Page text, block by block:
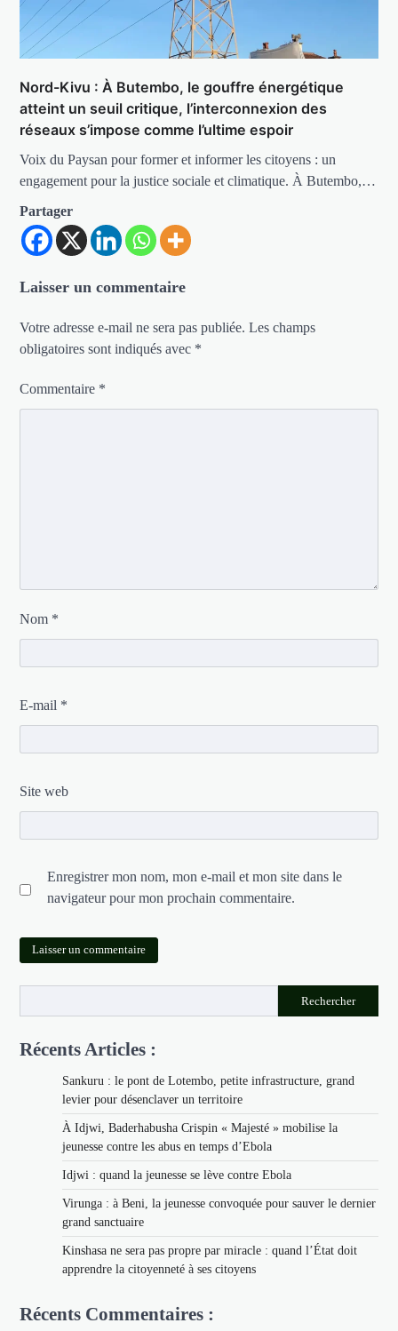
Nord-Kivu : À Butembo, le gouffre énergétique
atteint un seuil critique, l’interconnexion des
réseaux s’impose comme l’ultime espoir
Voix du Paysan pour former et informer les citoyens : un
engagement pour la justice sociale et climatique. À Butembo,…
Partager
Laisser un commentaire
Votre adresse e-mail ne sera pas publiée. Les champs
obligatoires sont indiqués avec *
Commentaire *
Nom *
E-mail *
Site web
Enregistrer mon nom, mon e-mail et mon site dans le
navigateur pour mon prochain commentaire.
Rechercher
Récents Articles :
Sankuru : le pont de Lotembo, petite infrastructure, grand
levier pour désenclaver un territoire
À Idjwi, Baderhabusha Crispin « Majesté » mobilise la
jeunesse contre les abus en temps d’Ebola
Idjwi : quand la jeunesse se lève contre Ebola
Virunga : à Beni, la jeunesse convoquée pour sauver le dernier
grand sanctuaire
Kinshasa ne sera pas propre par miracle : quand l’État doit
apprendre la citoyenneté à ses citoyens
Récents Commentaires :